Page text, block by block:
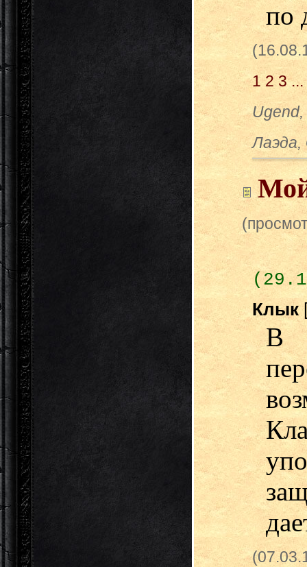
по
1 2 3 ...
Лаэда,
Клык
В